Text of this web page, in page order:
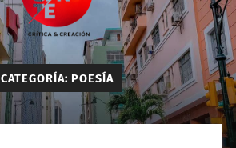
Tangente
CATEGORÍA: POESÍA